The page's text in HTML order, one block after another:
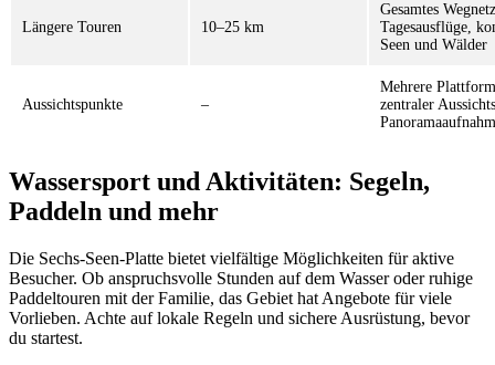
Längere Touren 10–25 km
Gesamtes
Tagesausflüge,
Seen und Wälder
Aussichtspunkte –
Mehrere
zentraler
Wassersport und Aktivitäten: Segeln,
Paddeln und mehr
Die Sechs-Seen-Platte bietet vielfältige Möglichkeiten für aktive
Besucher. Ob anspruchsvolle Stunden auf dem Wasser oder ruhige
Paddeltouren mit der Familie, das Gebiet hat Angebote für viele
Vorlieben. Achte auf lokale Regeln und sichere Ausrüstung, bevor
du startest.